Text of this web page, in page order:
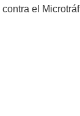
el